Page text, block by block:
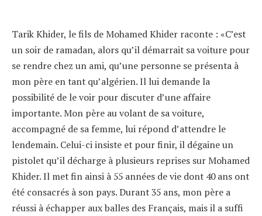
Tarik Khider, le fils de Mohamed Khider raconte : «C’est
un soir de ramadan, alors qu’il démarrait sa voiture pour
se rendre chez un ami, qu’une personne se présenta à
mon père en tant qu’algérien. Il lui demande la
possibilité de le voir pour discuter d’une affaire
importante. Mon père au volant de sa voiture,
accompagné de sa femme, lui répond d’attendre le
lendemain. Celui-ci insiste et pour finir, il dégaine un
pistolet qu’il décharge à plusieurs reprises sur Mohamed
Khider. Il met fin ainsi à 55 années de vie dont 40 ans ont
été consacrés à son pays. Durant 35 ans, mon père a
réussi à échapper aux balles des Français, mais il a suffi